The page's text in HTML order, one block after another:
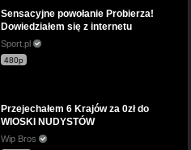
Sensacyjne powołanie Probierza!
Dowiedziałem się z internetu
Sport.pl
480p
Przejechałem 6 Krajów za 0zł do
WIOSKI NUDYSTÓW
Wip Bros